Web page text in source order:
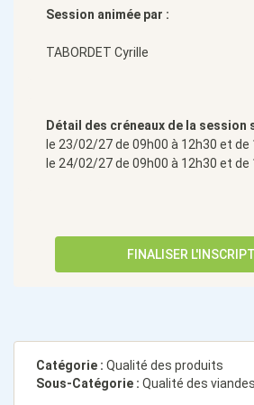
Session animée par :
TABORDET Cyrille
Détail des créneaux de la session
le 23/02/27 de 09h00 à 12h30 et de
le 24/02/27 de 09h00 à 12h30 et de
FINALISER
Catégorie : Qualité des produits
Sous-Catégorie : Qualité des